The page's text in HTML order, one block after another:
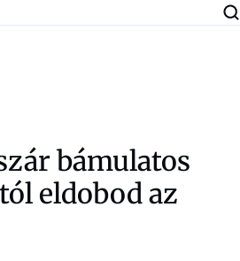
bámulatos
eldobod az